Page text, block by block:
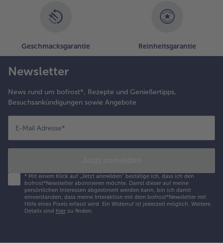
Geschmacksgarantie Reinheitsgarantie
Newsletter
News rund um bofrost*, Rezepte und Genießertipps,
Besuchsankündigungen sowie Angebote
E-Mail Adresse*
* Mit einem Klick auf „Jetzt anmelden" bestätige ich, dass ich den
bofrost*Newsletter abonnieren möchte. Damit dieser auf meine
persönlichen Interessen abgestimmt werden kann, bin ich damit
einverstanden, dass meine Interaktion mit dem bofrost*Newsletter mit
Hilfe eines Pixels erfasst wird. Ein Widerruf ist jederzeit möglich. Weitere
Details sind hier zu finden.